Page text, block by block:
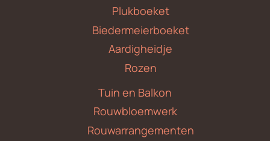
Plukboeket
Biedermeierboeket
Aardigheidje
Rozen
Tuin en Balkon
Rouwbloemwerk
Rouwarrangementen